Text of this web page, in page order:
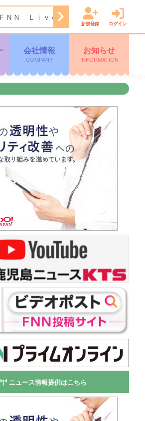
ＦＮＮ Ｌｉｖｅ Ｎｅｗｓ ｄａｙｓ
新規登録 ログイン
会社情報
COMPANY
お知らせ
INFORMATION
ニュース情報提供はこちら